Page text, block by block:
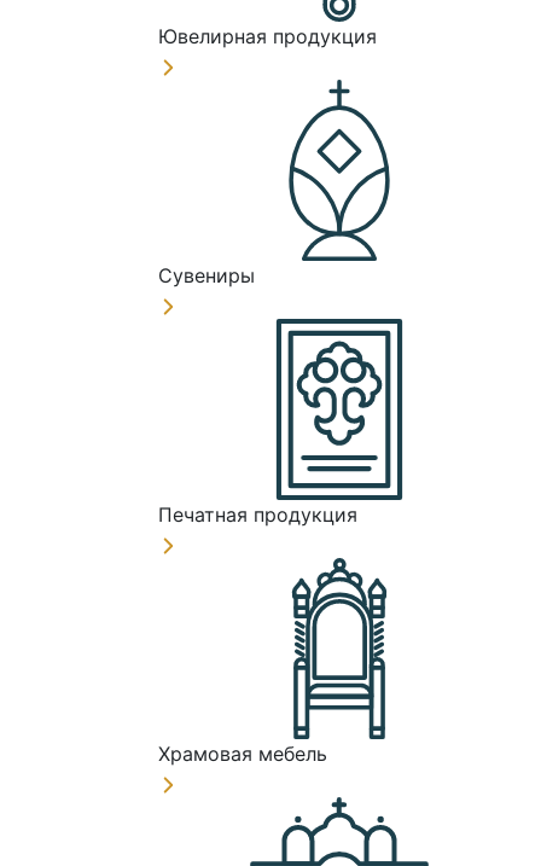
Ювелирная продукция
Сувениры
Печатная продукция
Храмовая мебель